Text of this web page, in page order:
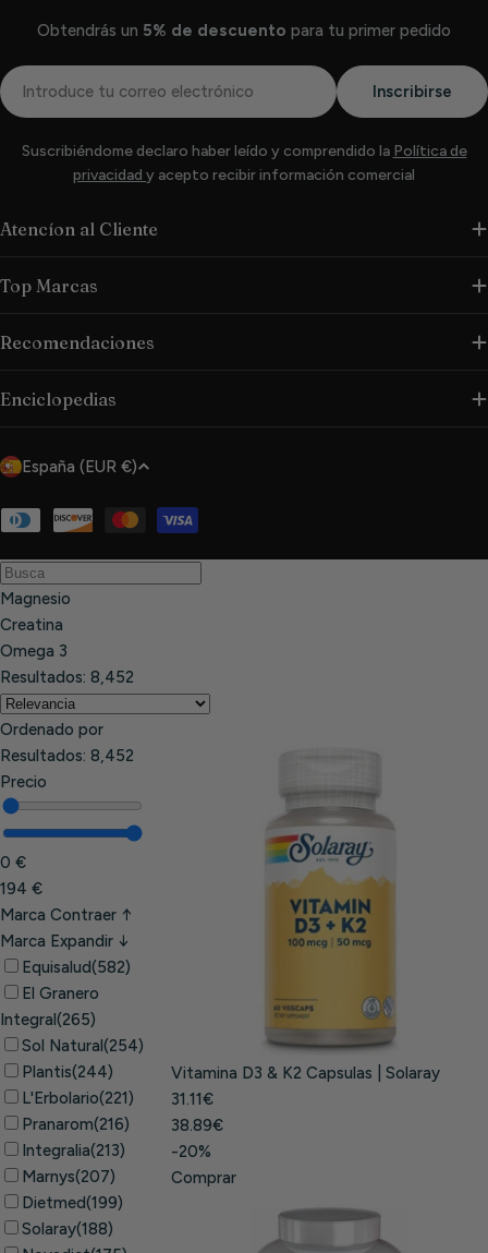
Obtendrás un 5% de descuento para tu primer pedido
Correo
electrónico
Inscribirse
Suscribiéndome declaro haber leído y comprendido la Política de
privacidad y acepto recibir información comercial
Atencíon al Cliente
Top Marcas
Recomendaciones
Enciclopedias
P
í
s
/
r
e
g
i
ó
n
España (EUR €)
Métodos
pago
Magnesio
Creatina
Omega 3
Resultados: 8,452
Ordenado por
Resultados: 8,452
Precio
0 €
194 €
Marca Contraer ↑
Marca Expandir ↓
Equisalud(582)
El Granero
Integral(265)
Sol Natural(254)
Plantis(244)
L'Erbolario(221)
Pranarom(216)
Integralia(213)
Marnys(207)
Dietmed(199)
Solaray(188)
Vitamina D3 & K2 Capsulas | Solaray
31.11€
38.89€
-20%
Comprar